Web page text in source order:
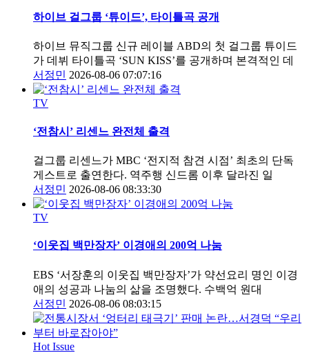
하이브 걸그룹 ‘튜이드’, 타이틀곡 공개
하이브 뮤직그룹 신규 레이블 ABD의 첫 걸그룹 튜이드
가 데뷔 타이틀곡 ‘SUN KISS’를 공개하며 본격적인 데
서정민 2026-08-06 07:07:16
TV
‘전참시’ 리센느 완전체 출격
걸그룹 리센느가 MBC ‘전지적 참견 시점’ 최초의 단독
게스트로 출연한다. 역주행 신드롬 이후 달라진 일
서정민 2026-08-06 08:33:30
TV
‘이웃집 백만장자’ 이경애의 200억 나눔
EBS ‘서장훈의 이웃집 백만장자’가 약선요리 명인 이경
애의 성공과 나눔의 삶을 조명했다. 수백억 원대
서정민 2026-08-06 08:03:15
Hot Issue